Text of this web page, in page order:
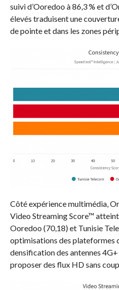
suivi d’Ooredoo à 86,3 % et
élevés traduisent une
de pointe et dans les zones
Côté expérience multimédia,
Video Streaming Score™
Ooredoo (70,18) et Tunisie
optimisations des plateformes
densification des antennes
proposer des flux HD sans